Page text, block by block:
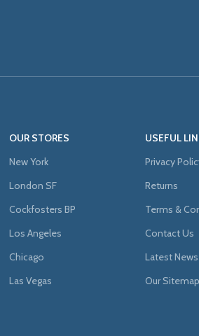
OUR STORES
New York
London SF
Cockfosters BP
Los Angeles
Chicago
Las Vegas
USEFUL
Privacy
Returns
Terms &
Contact Us
Latest News
Our Sitemap